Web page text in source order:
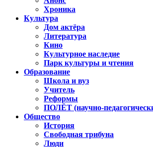
Хроника
Культура
Дом актёра
Литература
Кино
Культурное наследие
Парк культуры и чтения
Образование
Школа и вуз
Учитель
Реформы
ПОЛЁТ (научно-
Общество
История
Свободная трибуна
Люди